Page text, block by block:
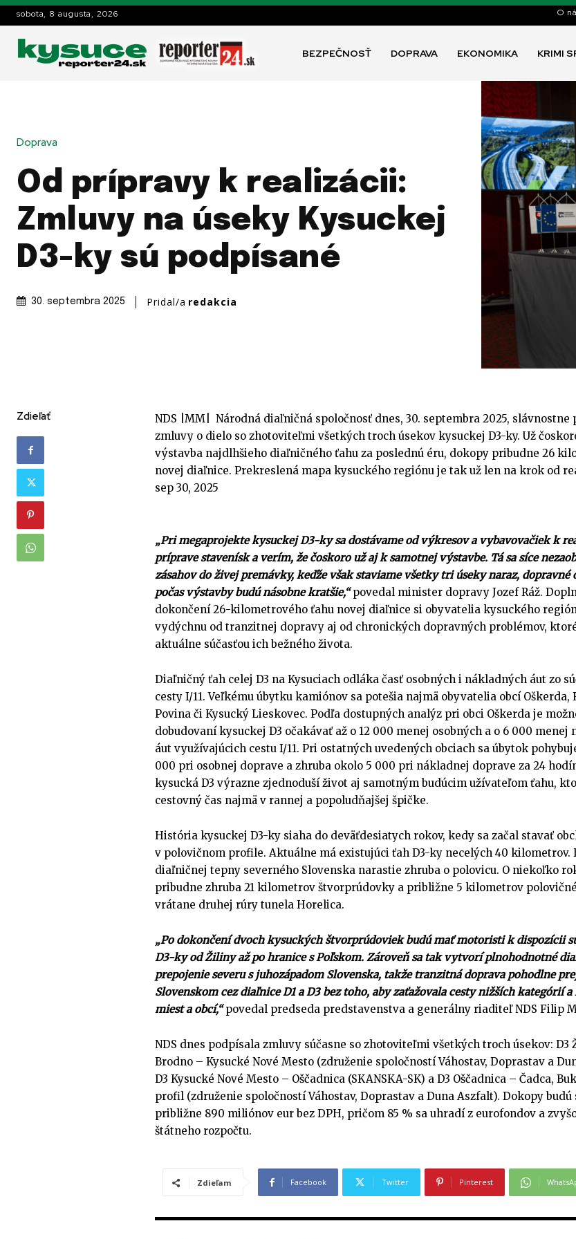
PRIHLÁSIŤ SA ZAREGISTROVAŤ SA
E-mail *
PRIHLÁSIŤ SA ZAREGISTROVAŤ SA
E-mail *
sobota, 8 augusta, 2026 O
BEZPEČNOSŤ DOPRAVA EKONOMIKA KRIMI
Doprava
Od prípravy k realizácii:
Zmluvy na úseky Kysuckej
D3-ky sú podpísané
30. septembra 2025 Pridal/a redakcia
Zdieľať
NDS |MM| Národná diaľničná spoločnosť dnes, 30. septembra 2025, slávnostne
zmluvy o dielo so zhotoviteľmi všetkých troch úsekov kysuckej D3-ky. Už
výstavba najdlhšieho diaľničného ťahu za poslednú éru, dokopy pribudne 26
novej diaľnice. Prekreslená mapa kysuckého regiónu je tak už len na krok od
sep 30, 2025
„Pri megaprojekte kysuckej D3-ky sa dostávame od výkresov a vybavovačiek k
príprave stavenísk a verím, že čoskoro už aj k samotnej výstavbe. Tá sa síce
zásahov do živej premávky, keďže však staviame všetky tri úseky naraz, dopravné
počas výstavby budú násobne kratšie,“povedal minister dopravy Jozef Ráž.
dokončení 26-kilometrového ťahu novej diaľnice si obyvatelia kysuckého
vydýchnu od tranzitnej dopravy aj od chronických dopravných problémov,
aktuálne súčasťou ich bežného života.
Diaľničný ťah celej D3 na Kysuciach odláka časť osobných i nákladných áut zo
cesty I/11. Veľkému úbytku kamiónov sa potešia najmä obyvatelia obcí Oškerda,
Povina či Kysucký Lieskovec. Podľa dostupných analýz pri obci Oškerda je
dobudovaní kysuckej D3 očakávať až o 12 000 menej osobných a o 6 000 menej
áut využívajúcich cestu I/11. Pri ostatných uvedených obciach sa úbytok
000 pri osobnej doprave a zhruba okolo 5 000 pri nákladnej doprave za 24
kysucká D3 výrazne zjednoduší život aj samotným budúcim užívateľom ťahu,
cestovný čas najmä v rannej a popoludňajšej špičke.
História kysuckej D3-ky siaha do deväťdesiatych rokov, kedy sa začal stavať
v polovičnom profile. Aktuálne má existujúci ťah D3-ky necelých 40 kilometrov.
diaľničnej tepny severného Slovenska narastie zhruba o polovicu. O niekoľko
pribudne zhruba 21 kilometrov štvorprúdovky a približne 5 kilometrov
vrátane druhej rúry tunela Horelica.
„Po dokončení dvoch kysuckých štvorprúdoviek budú mať motoristi k dispozícii
D3-ky od Žiliny až po hranice s Poľskom. Zároveň sa tak vytvorí plnohodnotné
prepojenie severu s juhozápadom Slovenska, takže tranzitná doprava pohodlne
Slovenskom cez diaľnice D1 a D3 bez toho, aby zaťažovala cesty nižších kategórií
miest a obcí,“ povedal predseda predstavenstva a generálny riaditeľ NDS Filip
NDS dnes podpísala zmluvy súčasne so zhotoviteľmi všetkých troch úsekov: D3
Brodno – Kysucké Nové Mesto (združenie spoločností Váhostav, Doprastav a
D3 Kysucké Nové Mesto – Oščadnica (SKANSKA-SK) a D3 Oščadnica – Čadca,
profil (združenie spoločností Váhostav, Doprastav a Duna Aszfalt). Dokopy budú
približne 890 miliónov eur bez DPH, pričom 85 % sa uhradí z eurofondov a
štátneho rozpočtu.
Zdieľam Facebook Twitter Pinterest